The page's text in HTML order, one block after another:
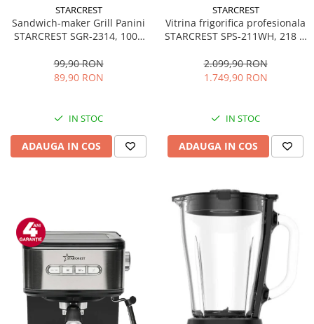
STARCREST
Sandwich-maker Grill Panini
STARCREST SGR-2314, 1000
Deschidere 180°, Suprafata
de gatire 23 x 14 cm, Negru
99,90 RON
89,90 RON
IN STOC
ADAUGA IN COS
STARCREST
Vitrina frigorifica profesionala
STARCREST SPS-211WH, 218 L,
LED, H 141 cm, Negru
2.099,90 RON
1.749,90 RON
IN STOC
ADAUGA IN COS